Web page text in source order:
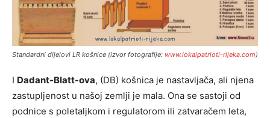
Standardni dijelovi LR košnice (izvor fotografije: www.lokalpatrioti-rijeka.com)
I Dadant-Blatt-ova, (DB) košnica je nastavljača, ali njena
zastupljenost u našoj zemlji je mala. Ona se sastoji od
podnice s poletaljkom i regulatorom ili zatvaračem leta,